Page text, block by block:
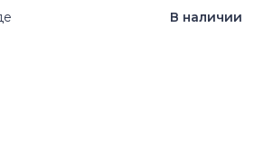
В наличии